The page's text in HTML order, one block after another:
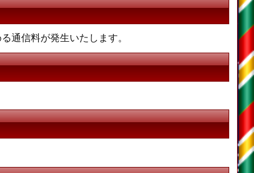
通信料が発生いたします。